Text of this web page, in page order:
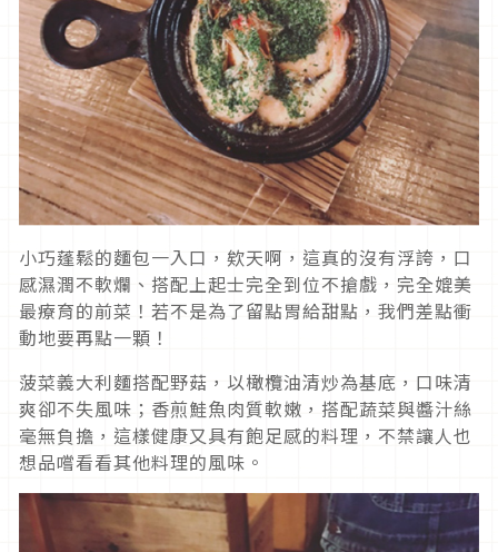
小巧蓬鬆的麵包一入口，欸天啊，這真的沒有浮誇，口
感濕潤不軟爛、搭配上起士完全到位不搶戲，完全媲美
最療育的前菜！若不是為了留點胃給甜點，我們差點衝
動地要再點一顆！
菠菜義大利麵搭配野菇，以橄欖油清炒為基底，口味清
爽卻不失風味；香煎鮭魚肉質軟嫩，搭配蔬菜與醬汁絲
毫無負擔，這樣健康又具有飽足感的料理，不禁讓人也
想品嚐看看其他料理的風味。